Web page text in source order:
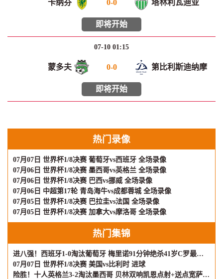
卡纳芬 0-0 塔林利瓦迪亚
即将开始
07-10 01:15
蒙多夫 0-0 第比利斯迪纳摩
即将开始
热门录像
07月07日 世界杯1/8决赛 葡萄牙vs西班牙 全场录像
07月06日 世界杯1/8决赛 墨西哥vs英格兰 全场录像
07月06日 世界杯1/8决赛 巴西vs挪威 全场录像
07月06日 中超第17轮 青岛海牛vs成都蓉城 全场录像
07月05日 世界杯1/8决赛 巴拉圭vs法国 全场录像
07月05日 世界杯1/8决赛 加拿大vs摩洛哥 全场录像
热门集锦
进八强！西班牙1-0淘汰葡萄牙 梅里诺91分钟绝杀41岁C罗最后一舞
07月07日 世界杯1/8决赛 美国vs比利时 进球
险胜！十人英格兰3-2淘汰墨西哥 贝林双响凯恩点射+送点宽萨直红